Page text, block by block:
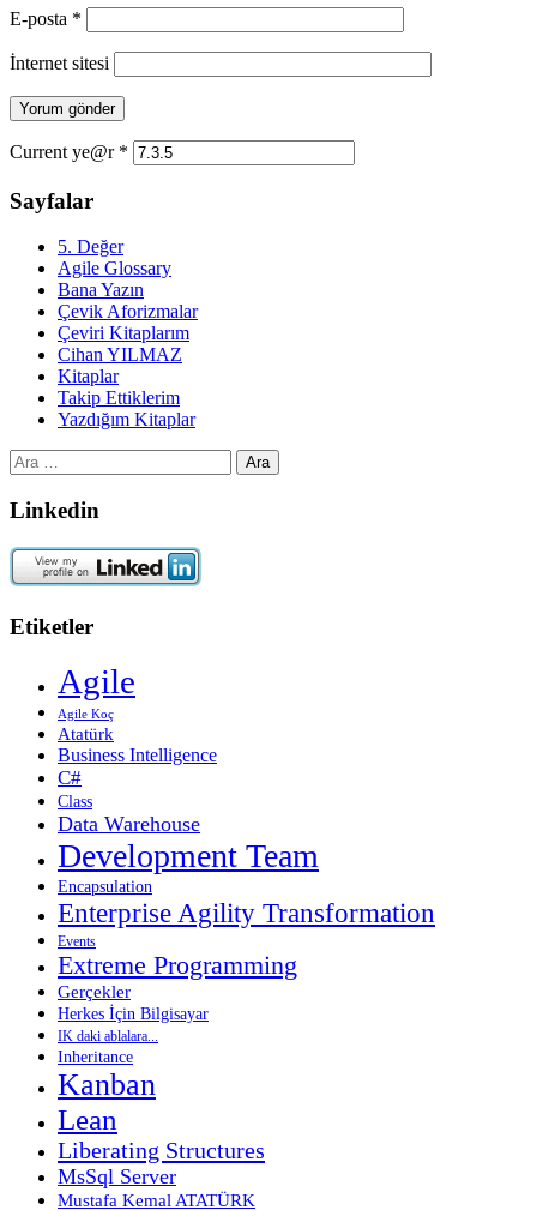
E-posta *
İnternet sitesi
Current ye@r *
Sayfalar
5. Değer
Agile Glossary
Bana Yazın
Çevik Aforizmalar
Çeviri Kitaplarım
Cihan YILMAZ
Kitaplar
Takip Ettiklerim
Yazdığım Kitaplar
Arama:
Linkedin
Etiketler
Agile
Agile Koç
Atatürk
Business Intelligence
C#
Class
Data Warehouse
Development Team
Encapsulation
Enterprise Agility Transformation
Events
Extreme Programming
Gerçekler
Herkes İçin Bilgisayar
IK daki ablalara...
Inheritance
Kanban
Lean
Liberating Structures
MsSql Server
Mustafa Kemal ATATÜRK